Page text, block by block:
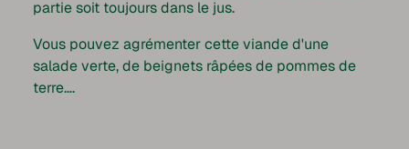
partie soit toujours dans le jus.
Vous pouvez agrémenter cette viande d'une
salade verte, de beignets râpées de pommes de
terre….